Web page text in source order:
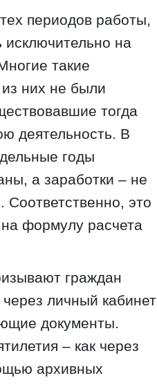
периодов работы,
исключительно на
такие
них не были
тогда
деятельность. В
годы
а заработки – не
это
формулу расчета
граждан
личный кабинет
документы.
– как через
архивных